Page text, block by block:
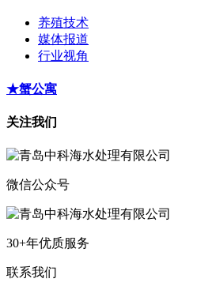
养殖技术
媒体报道
行业视角
★蟹公寓
关注我们
微信公众号
30+年优质服务
联系我们